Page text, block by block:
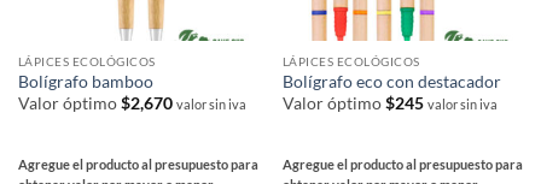
producto
LÁPICES ECOLÓGICOS
Bolígrafo bamboo
Valor óptimo$2,670 valor sin iva
Agregue el producto al presupuesto para
LÁPICES ECOLÓGICOS
Bolígrafo eco con destacador
Valor óptimo$245 valor sin iva
Agregue el producto al presupuesto para